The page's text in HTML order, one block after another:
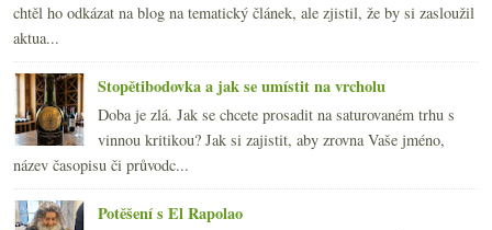
chtěl ho odkázat na blog na tematický článek, ale zjistil, že by si zasloužil
aktua...
Stopětibodovka a jak se umístit na vrcholu
Doba je zlá. Jak se chcete prosadit na saturovaném trhu s
vinnou kritikou? Jak si zajistit, aby zrovna Vaše jméno,
název časopisu či průvodc...
Potěšení s El Rapolao